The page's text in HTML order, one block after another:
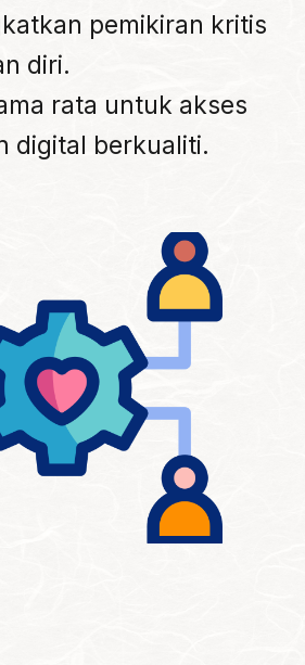
pemikiran kritis
diri.
rata untuk akses
digital berkualiti.